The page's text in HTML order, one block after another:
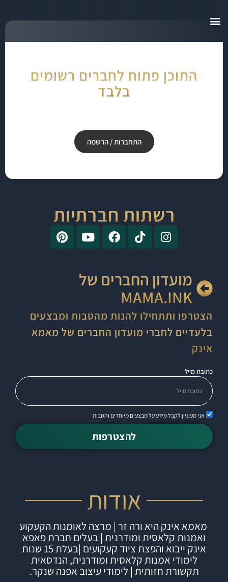
🔒
התוכן פתוח לחברים רשומים
בלבד
התחברות / הרשמה
רשתות חברתיות
מועדון החברים של
MAMA.INK
הצטרפו ותתחילו להנות מהטבות ומבצעים
בלעדיים לחברי מועדון החברים של מאמא
אינק
כתובת מייל
אני מעוניין לקבל מידע על מבצעים מיוחדים והטבות
להצטרפות
אודות
מאמא אינק היא ורה זר | מרצה לאומנות הקעקוע
ואמנות קלאסית ומודרנית | בעלים חברתפאפא
אינק ייבוא והפצת ציוד קעקועים |
בעלת 15 שנות
לימודי אמנות קלאסית ומודרנית, הנדסאית
תקשורת חזותית | לימודי עיצוב אפנה שנקר.